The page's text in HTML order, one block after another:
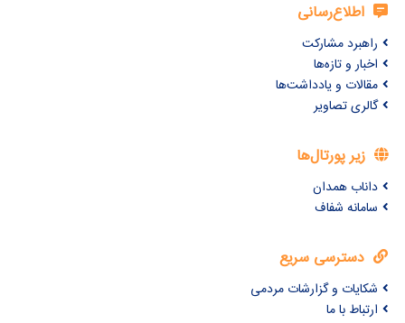
اطلاع‌رسانی
راهبرد مشارکت
اخبار و تازه‌ها
مقالات و یادداشت‌ها
گالری تصاویر
زیر پورتال‌ها
داناب همدان
سامانه شفاف
دسترسی سریع
شکایات و گزارشات مردمی
ارتباط با ما